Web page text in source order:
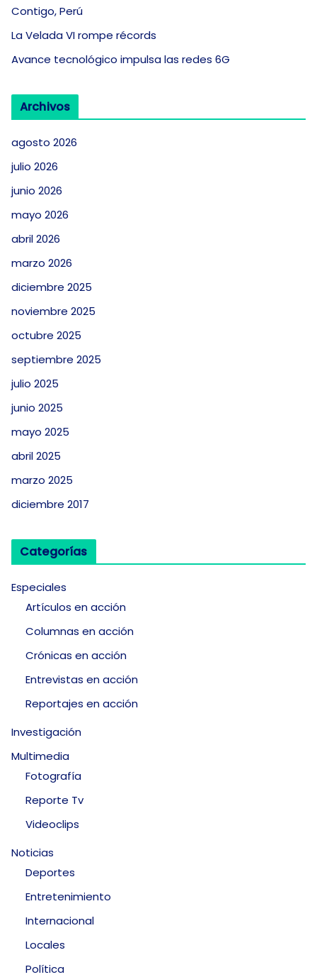
Contigo, Perú
La Velada VI rompe récords
Avance tecnológico impulsa las redes 6G
Archivos
agosto 2026
julio 2026
junio 2026
mayo 2026
abril 2026
marzo 2026
diciembre 2025
noviembre 2025
octubre 2025
septiembre 2025
julio 2025
junio 2025
mayo 2025
abril 2025
marzo 2025
diciembre 2017
Categorías
Especiales
Artículos en acción
Columnas en acción
Crónicas en acción
Entrevistas en acción
Reportajes en acción
Investigación
Multimedia
Fotografía
Reporte Tv
Videoclips
Noticias
Deportes
Entretenimiento
Internacional
Locales
Política